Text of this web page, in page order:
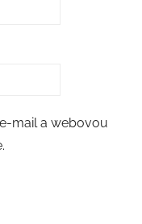
mail a webovou